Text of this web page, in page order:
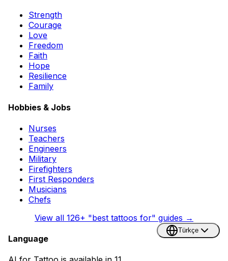
Strength
Courage
Love
Freedom
Faith
Hope
Resilience
Family
Hobbies & Jobs
Nurses
Teachers
Engineers
Military
Firefighters
First Responders
Musicians
Chefs
View all 126+ "best tattoos for" guides →
Language
Türkçe